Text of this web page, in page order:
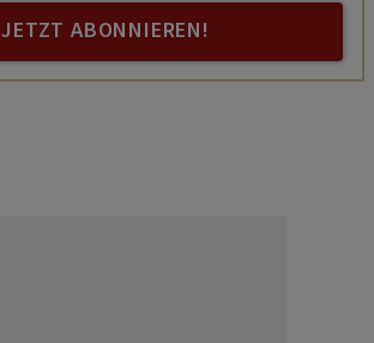
JETZT ABONNIEREN!